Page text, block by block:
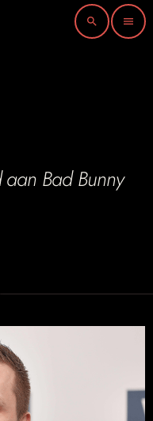
search menu
Bad Bunny